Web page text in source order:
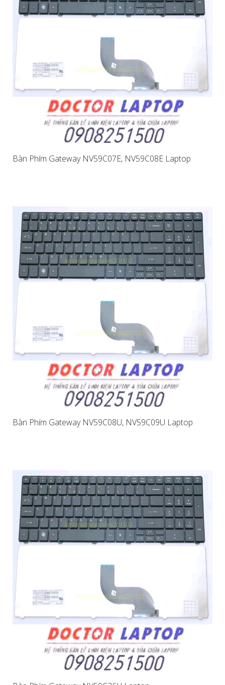
Bàn Phím Gateway NV59C07E, NV59C08E Laptop
Bàn Phím Gateway NV59C08U, NV59C09U Laptop